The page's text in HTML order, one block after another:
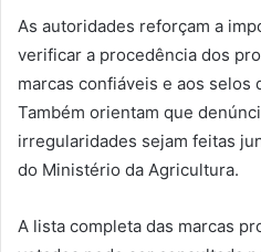
As autoridades reforçam a
verificar a procedência dos
marcas confiáveis e aos selos
Também orientam que
irregularidades sejam feitas
do Ministério da Agricultura.
A lista completa das marcas